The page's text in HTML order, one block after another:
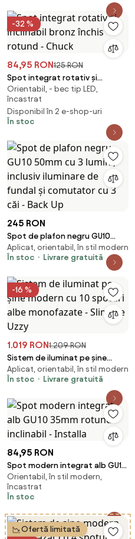
-32 %
84,95 RON125 RON
Spot integrat rotativ și
înclinabil bronz închis rotund -
Chuck
Orientabil, - bec tip LED,
încastrat
Disponibil în 2 e-shop-uri
În stoc
245 RON
Spot de plafon negru GU10
50mm cu 3 lumini, inclusiv
iluminare de fundal și
comutator cu 3 căi - Back Up
Aplicat, orientabil, în stil modern
În stoc
Livrare gratuită
-16 %
1.019 RON1.209 RON
Sistem de iluminat pe șine
modern cu 10 spoturi albe
monofazate - Slimline Uzzy
Aplicat, orientabil, în stil modern
În stoc
Livrare gratuită
84,95 RON
Spot modern integrat alb GU10
35mm rotund inclinabil -
Installa
Orientabil, în stil modern,
încastrat
În stoc
Ofertă limitată